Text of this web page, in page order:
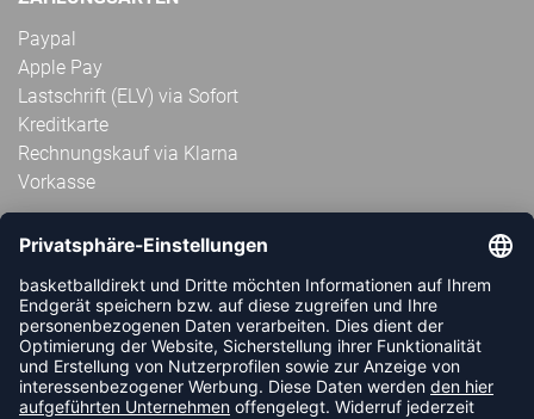
Paypal
Apple Pay
Lastschrift (ELV) via Sofort
Kreditkarte
Rechnungskauf via Klarna
Vorkasse
ABONNIERE JETZT DEN KOSTENLOSEN
HANDBALLDIREKT-NEWSLETTER UND VERPASSE KEINE
NEUIGKEIT ODER AKTION MEHR.
JETZT ANMELDEN